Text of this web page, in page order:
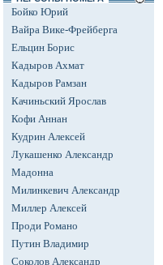
Бойко Юрий
Вайра Вике-Фрейберга
Ельцин Борис
Кадыров Ахмат
Кадыров Рамзан
Качиньский Ярослав
Кофи Аннан
Кудрин Алексей
Лукашенко Александр
Мадонна
Милинкевич Александр
Миллер Алексей
Проди Романо
Путин Владимир
Соколов Александр